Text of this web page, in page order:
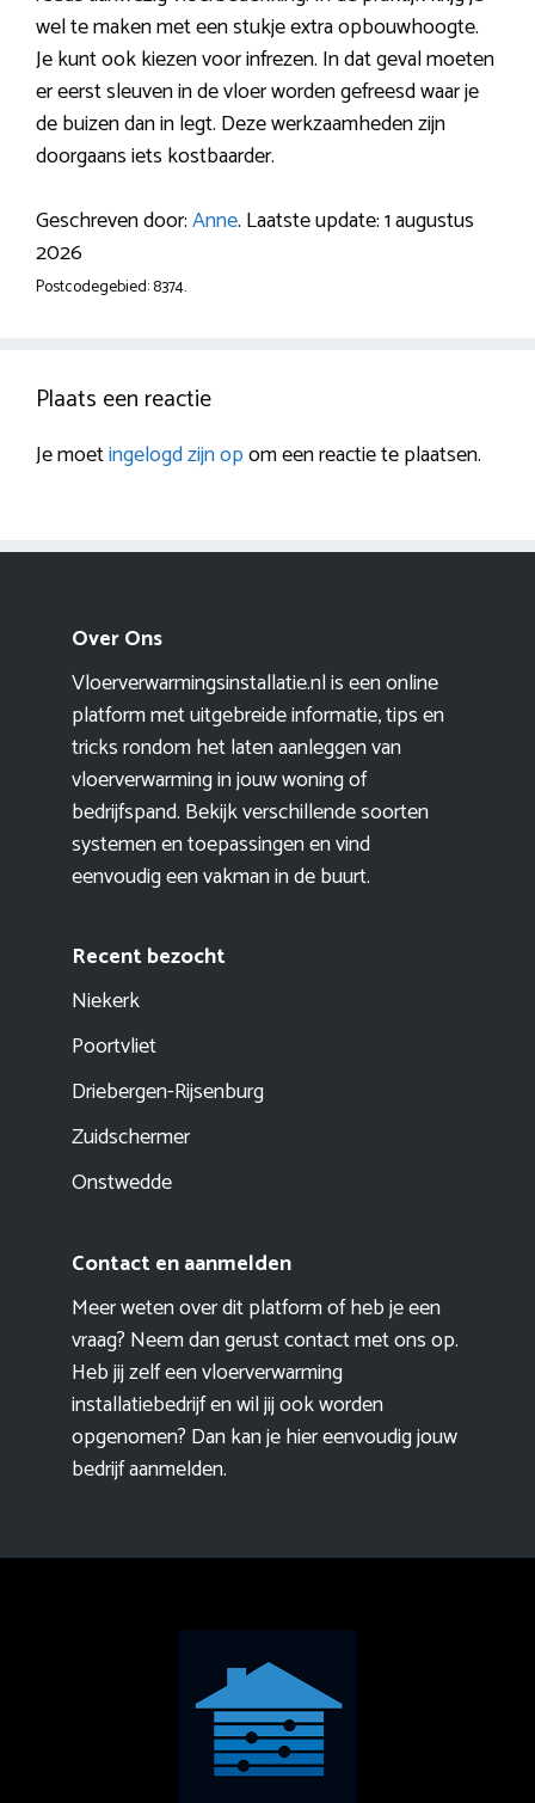
wel te maken met een stukje extra opbouwhoogte.
Je kunt ook kiezen voor infrezen. In dat geval moeten
er eerst sleuven in de vloer worden gefreesd waar je
de buizen dan in legt. Deze werkzaamheden zijn
doorgaans iets kostbaarder.
Geschreven door:Anne. Laatste update: 1 augustus
2026
Postcodegebied: 8374.
Plaats een reactie
Je moetingelogd zijn opom een reactie te plaatsen.
Over Ons
Vloerverwarmingsinstallatie.nl is een online
platform met uitgebreide informatie, tips en
tricks rondom het laten aanleggen van
vloerverwarming in jouw woning of
bedrijfspand. Bekijk verschillende soorten
systemen en toepassingen en vind
eenvoudig een vakman in de buurt.
Recent bezocht
Niekerk
Poortvliet
Driebergen-Rijsenburg
Zuidschermer
Onstwedde
Contact en aanmelden
Meer weten over dit platform of heb je een
vraag? Neem dan gerust contact met ons op.
Heb jij zelf een vloerverwarming
installatiebedrijf en wil jij ook worden
opgenomen? Dan kan je hier eenvoudigjouw
bedrijf aanmelden.